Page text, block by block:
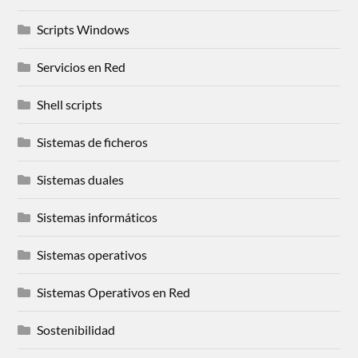
Scripts Windows
Servicios en Red
Shell scripts
Sistemas de ficheros
Sistemas duales
Sistemas informáticos
Sistemas operativos
Sistemas Operativos en Red
Sostenibilidad